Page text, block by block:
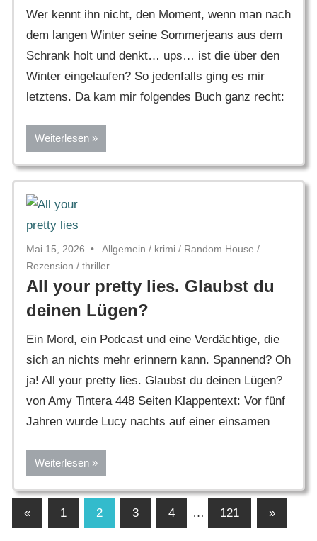
Wer kennt ihn nicht, den Moment, wenn man nach
dem langen Winter seine Sommerjeans aus dem
Schrank holt und denkt… ups… ist die über den
Winter eingelaufen? So jedenfalls ging es mir
letztens. Da kam mir folgendes Buch ganz recht:
Weiterlesen
Mai 15, 2026 Allgemein / krimi / Random House /
Rezension / thriller
All your pretty lies. Glaubst du
deinen Lügen?
Ein Mord, ein Podcast und eine Verdächtige, die
sich an nichts mehr erinnern kann. Spannend? Oh
ja! All your pretty lies. Glaubst du deinen Lügen?
von Amy Tintera 448 Seiten Klappentext: Vor fünf
Jahren wurde Lucy nachts auf einer einsamen
Weiterlesen
Seitennummerierung
«Vorherige
Beiträge
1 2 3 4 … 121
Nächste
Beiträge
»